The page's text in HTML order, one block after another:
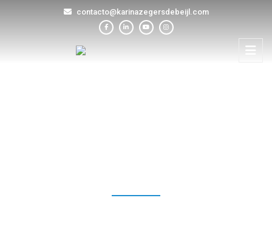
contacto@karinazegersdebeijl.com